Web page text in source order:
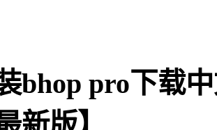
bhop pro下载